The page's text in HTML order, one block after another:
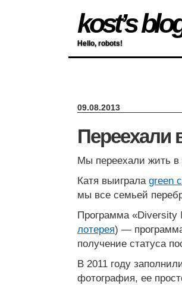
kost’s
Hello, robots!
09.08.2013
Мы переехали жить
Катя выиграла green
мы все семьей
Программа «Diversity
лотерея) —
получение статуса
В 2011 году
фотография, ее